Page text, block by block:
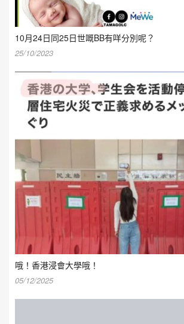
10月24日同25日世嘅BB有咩分別呢？
25/10/2023
哦！香港浸會大學哦！
05/12/2025